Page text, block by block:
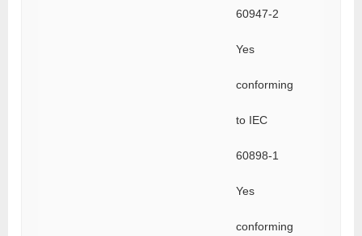
60947-2
Yes
conforming
to IEC
60898-1
Yes
conforming